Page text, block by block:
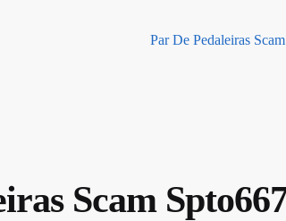
Par De Pedaleiras
Scam